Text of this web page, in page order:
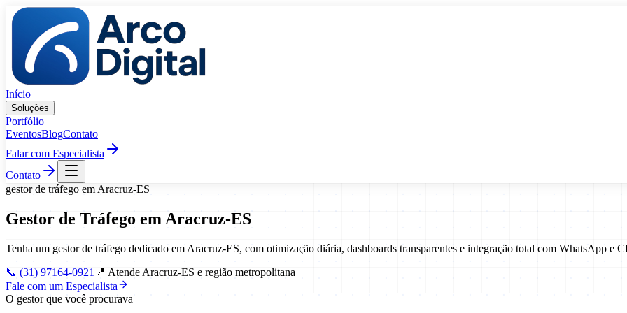
Pular para o conteúdo
Início
Soluções
Portfólio
EventosBlogContato
Falar com Especialista
Contato
gestor de tráfego em Aracruz-ES
Gestor de Tráfego em Aracruz-ES
Tenha um gestor de tráfego dedicado em Aracruz-ES, com otimização diária, dashboards transparentes e integração total com WhatsApp e
📞 (31) 97164-0921 📍 Atende Aracruz-ES e região metropolitana
Fale com um Especialista
O gestor que você procurava